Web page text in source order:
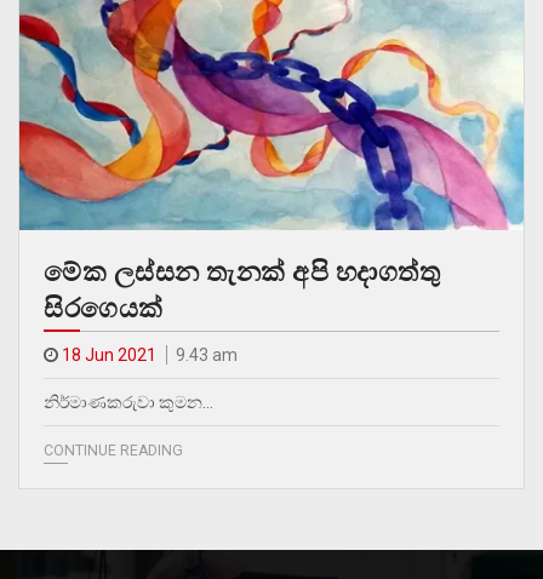
මේක ලස්සන තැනක් අපි හදාගත්තු
සිරගෙයක්
18 Jun 2021 9.43 am
නිර්මාණකරුවා කුමන…
CONTINUE READING